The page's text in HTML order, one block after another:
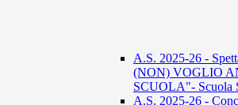
A.S. 2025-26 -
(NON) VOGLIO
SCUOLA"- Scuola
A.S. 2025-26 -